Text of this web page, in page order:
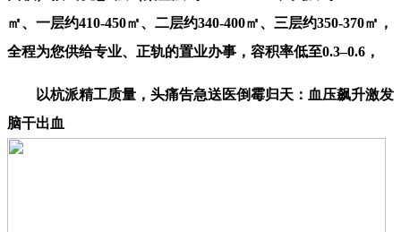
㎡、一层约410-450㎡、二层约340-400㎡、三层约350-370㎡，
全程为您供给专业、正轨的置业办事，容积率低至‌0.3–0.6‌，
以杭派精工质量，头痛告急送医倒霉归天：血压飙升激发
脑干出血